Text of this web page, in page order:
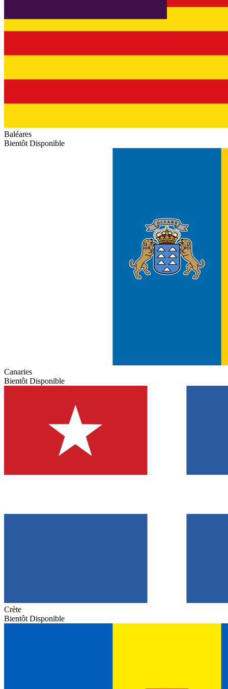
Baléares
Bientôt Disponible
Canaries
Bientôt Disponible
Crète
Bientôt Disponible